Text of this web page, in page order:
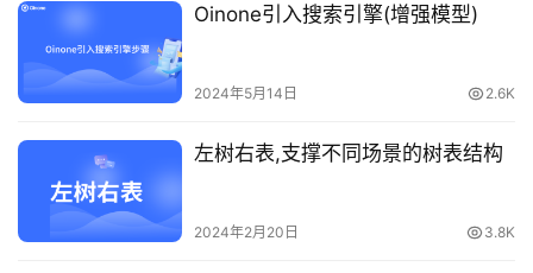
Oinone引入搜索引擎(增强模型)
2024年5月14日 2.6K
左树右表,支撑不同场景的树表结构
2024年2月20日 3.8K